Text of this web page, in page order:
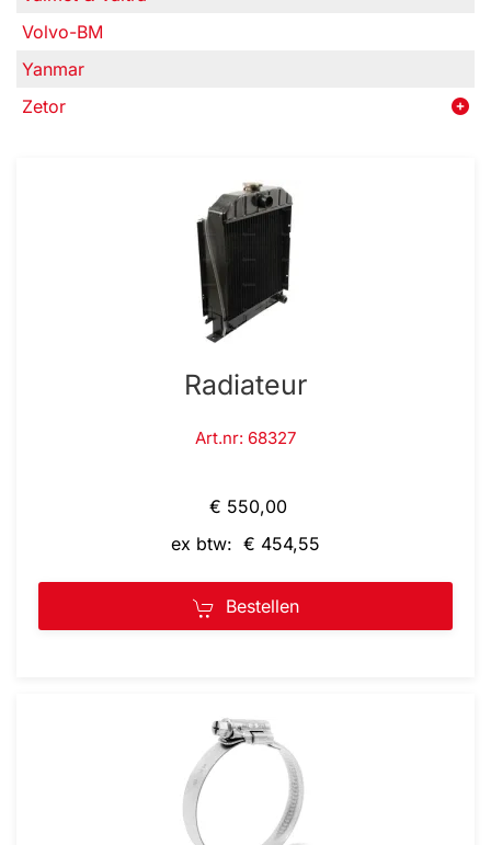
Volvo-BM
Yanmar
Zetor
Radiateur
Art.nr: 68327
€ 550,00
ex btw: € 454,55
Bestellen